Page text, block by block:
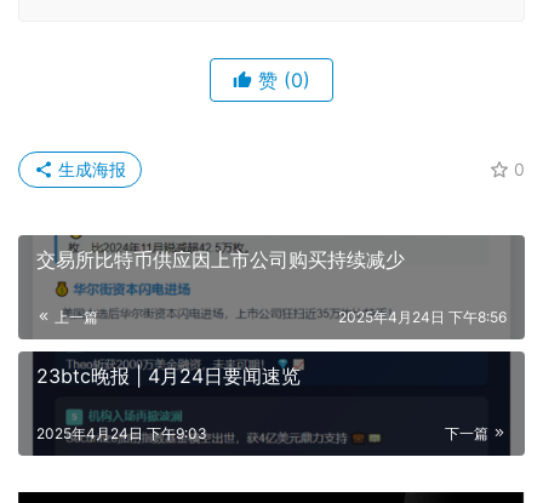
赞 (0)
0
生成海报
交易所比特币供应因上市公司购买持续减少
上一篇 2025年4月24日 下午8:56
23btc晚报 | 4月24日要闻速览
下一篇
2025年4月24日 下午9:03